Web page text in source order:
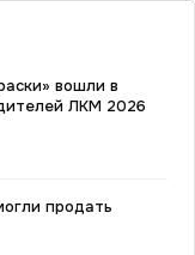
вошли в
ЛКМ 2026
продать